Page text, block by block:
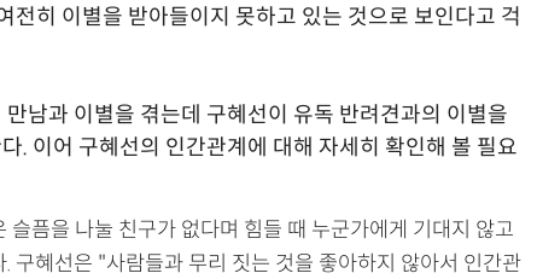
전히 이별을 받아들이지 못하고 있는 것으로 보인다고 걱
남과 이별을 겪는데 구혜선이 유독 반려견과의 이별을
. 이어 구혜선의 인간관계에 대해 자세히 확인해 볼 필요
슬픔을 나눌 친구가 없다며 힘들 때 누군가에게 기대지 않고
구혜선은 "사람들과 무리 짓는 것을 좋아하지 않아서 인간관